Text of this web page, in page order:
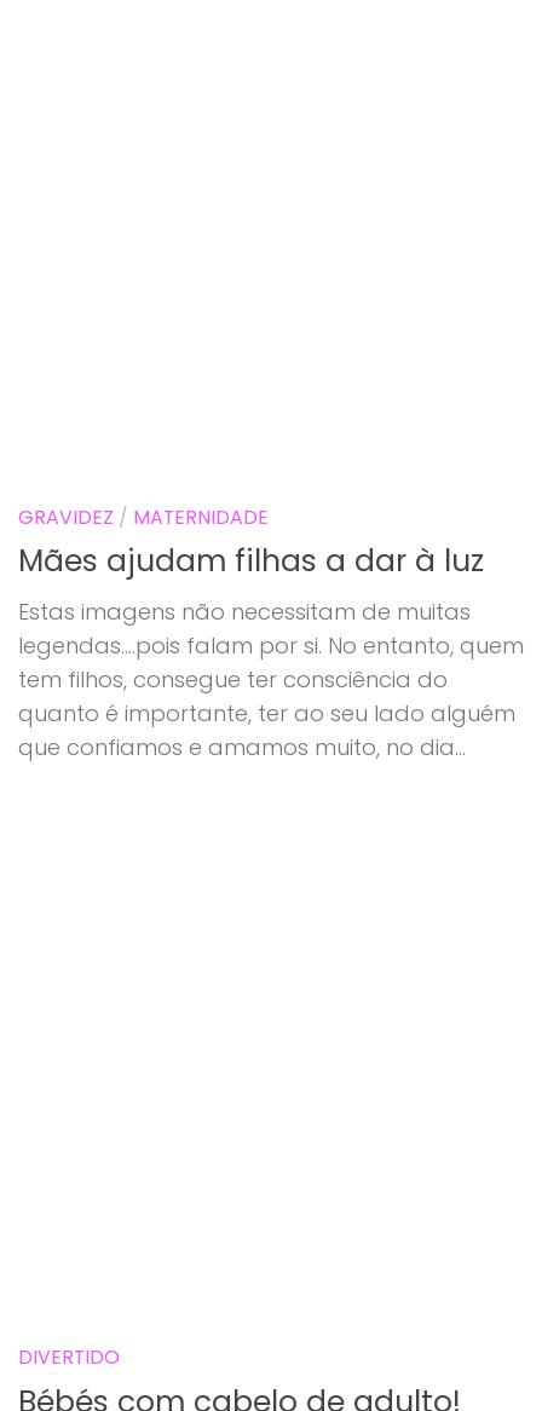
GRAVIDEZ / MATERNIDADE
Mães ajudam filhas a dar à luz
Estas imagens não necessitam de muitas
legendas….pois falam por si. No entanto, quem
tem filhos, consegue ter consciência do
quanto é importante, ter ao seu lado alguém
que confiamos e amamos muito, no dia...
DIVERTIDO
Bébés com cabelo de adulto!